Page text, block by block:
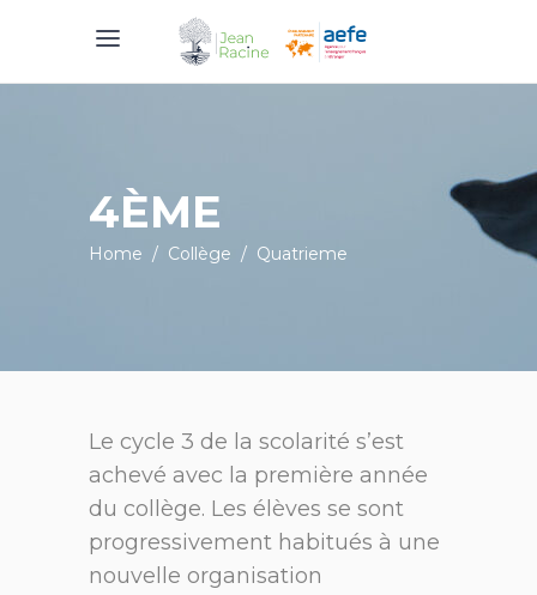
4ÈME
Home / Collège / Quatrieme
Le cycle 3 de la scolarité s’est
achevé avec la première année
du collège. Les élèves se sont
progressivement habitués à une
nouvelle organisation